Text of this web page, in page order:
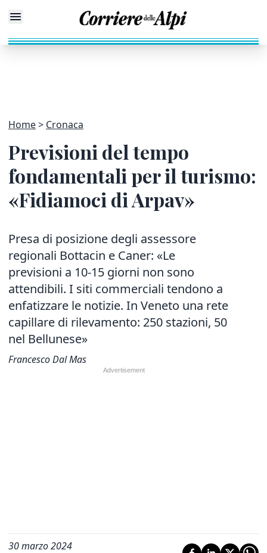
Home Cronaca
Previsioni del tempo
fondamentali per il turismo:
«Fidiamoci di Arpav»
Presa di posizione degli assessore
regionali Bottacin e Caner: «Le
previsioni a 10-15 giorni non sono
attendibili. I siti commerciali tendono a
enfatizzare le notizie. In Veneto una rete
capillare di rilevamento: 250 stazioni, 50
nel Bellunese»
Francesco Dal Mas
30 marzo 2024